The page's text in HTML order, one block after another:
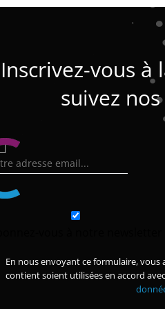
Inscrivez-vous à
suivez nos
En nous envoyant ce formulaire,
contient soient utilisées en accord